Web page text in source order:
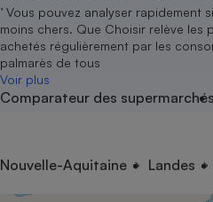
’ Vous pouvez analyser rapidement
moins chers. Que Choisir relève les
achetés régulièrement par les
palmarès de tous
Voir plus
Comparateur des supermarchés
Nouvelle-Aquitaine Landes
Conseils
Brèves
Soumettre un litige
Lettres types
Rencontrer une
Les billets de la présidente
Nos associations locales
Nous rejoindre
En savoir plus sur Que
nous ?
Notre financement
Nos partenaires
Nous rejoindre